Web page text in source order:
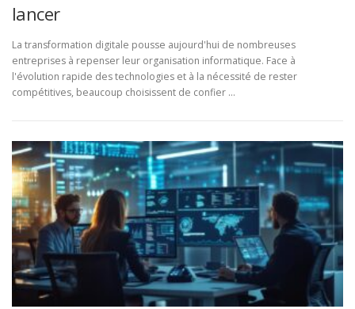
lancer
La transformation digitale pousse aujourd'hui de nombreuses
entreprises à repenser leur organisation informatique. Face à
l'évolution rapide des technologies et à la nécessité de rester
compétitives, beaucoup choisissent de confier …